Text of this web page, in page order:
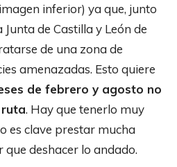
inferior) ya que, junto
de Castilla y León de
de una zona de
amenazadas. Esto quiere
de febrero y agosto no
. Hay que tenerlo muy
es clave prestar mucha
deshacer lo andado.